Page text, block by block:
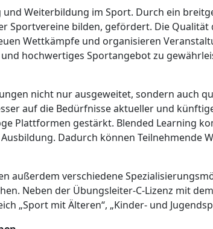
Weiterbildung im Sport. Durch ein
Sportvereine bilden, gefördert. Die
Wettkämpfe und organisieren
hochwertiges Sportangebot zu
nicht nur ausgeweitet, sondern auch
auf die Bedürfnisse aktueller und
Plattformen gestärkt. Blended Learning
Dadurch können Teilnehmende
außerdem verschiedene
Neben der Übungsleiter-C-Lizenz mit
„Sport mit Älteren“, „Kinder- und